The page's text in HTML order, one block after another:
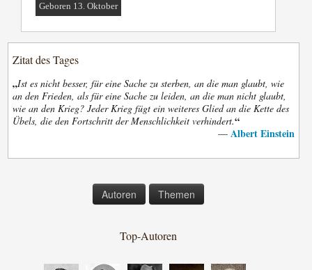
Geboren 13. Oktober
Zitat des Tages
„Ist es nicht besser, für eine Sache zu sterben, an die man glaubt, wie
an den Frieden, als für eine Sache zu leiden, an die man nicht glaubt,
wie an den Krieg? Jeder Krieg fügt ein weiteres Glied an die Kette des
Übels, die den Fortschritt der Menschlichkeit verhindert.“
— Albert Einstein
Autoren Themen
Top-Autoren